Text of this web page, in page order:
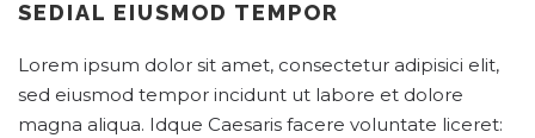
SEDIAL EIUSMOD TEMPOR
Lorem ipsum dolor sit amet, consectetur adipisici elit,
sed eiusmod tempor incidunt ut labore et dolore
magna aliqua. Idque Caesaris facere voluntate liceret: